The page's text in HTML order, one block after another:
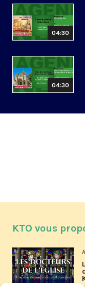
04:30
04:30
KTO vous